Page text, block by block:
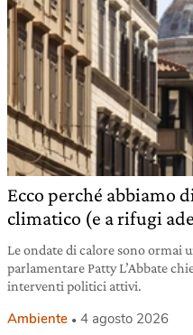
Ecco perché abbiamo
climatico (e a rifugi
Le ondate di calore sono ormai
parlamentare Patty L’Abbate
interventi politici attivi.
Ambiente 4 agosto 2026